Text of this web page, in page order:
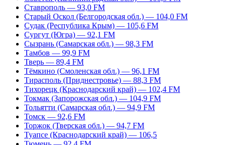
Ставрополь — 93,0 FM
Старый Оскол (Белгородская обл.) — 104,0 FM
Судак (Республика Крым) — 105,6 FM
Сургут (Югра) — 92,1 FM
Сызрань (Самарская обл.) — 98,3 FM
Тамбов — 99,9 FM
Тверь — 89,4 FM
Тёмкино (Смоленская обл.) — 96,1 FM
Тирасполь (Приднестровье) — 88,3 FM
Тихорецк (Краснодарский край) — 102,4 FM
Токмак (Запорожская обл.) — 104,9 FM
Тольятти (Самарская обл.) — 94,9 FM
Томск — 92,6 FM
Торжок (Тверская обл.) — 94,7 FM
Туапсе (Краснодарский край) — 106,5